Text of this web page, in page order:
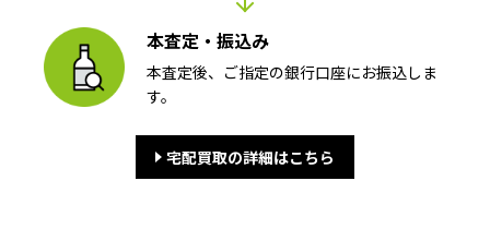
本査定・振込み
本査定後、ご指定の銀行口座にお振込しま
す。
宅配買取の詳細はこちら